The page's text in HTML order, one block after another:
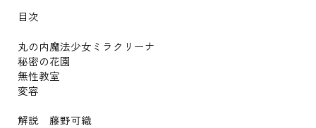
目次
丸の内魔法少女ミラクリーナ
秘密の花園
無性教室
変容
解説 藤野可織